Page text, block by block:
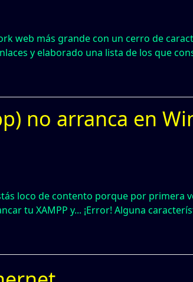
web más grande con un cerro de
y elaborado una lista de los que
no arranca en
loco de contento porque por primera
tu XAMPP y... ¡Error! Alguna